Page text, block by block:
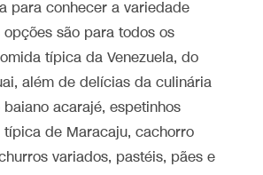
para conhecer a variedade
são para todos os
típica da Venezuela, do
além de delícias da culinária
acarajé, espetinhos
de Maracaju, cachorro
variados, pastéis, pães e